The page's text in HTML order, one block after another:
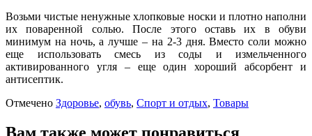
Возьми чистые ненужные хлопковые носки и плотно наполни
их поваренной солью. После этого оставь их в обуви
минимум на ночь, а лучше – на 2-3 дня. Вместо соли можно
еще использовать смесь из соды и измельченного
активированного угля – еще один хороший абсорбент и
антисептик.
Отмечено Здоровье, обувь, Спорт и отдых, Товары